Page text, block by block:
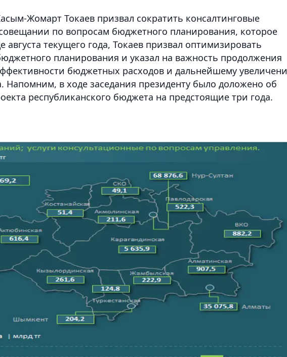
Жомарт Токаев призвал сократить консалтинговые
по вопросам бюджетного планирования, которое
августа текущего года, Токаев призвал оптимизировать
планирования и указал на важность продолжения
бюджетных расходов и дальнейшему
Напомним, в ходе заседания президенту было доложено об
республиканского бюджета на предстоящие три года.